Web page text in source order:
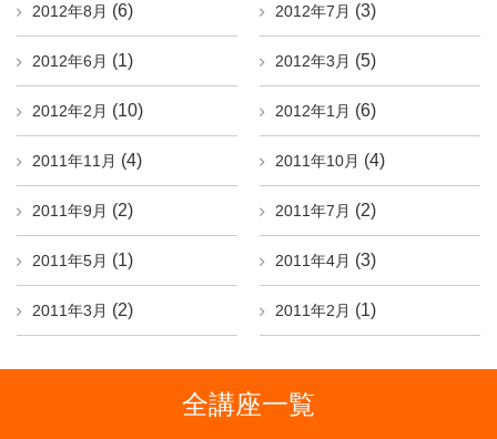
2012年8月 (6) 2012年7月 (3)
2012年6月 (1) 2012年3月 (5)
2012年2月 (10) 2012年1月 (6)
2011年11月 (4) 2011年10月 (4)
2011年9月 (2) 2011年7月 (2)
2011年5月 (1) 2011年4月 (3)
2011年3月 (2) 2011年2月 (1)
全講座一覧